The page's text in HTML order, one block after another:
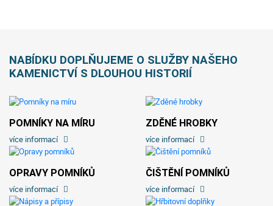
NABÍDKU DOPLŇUJEME O SLUŽBY NAŠEHO
KAMENICTVÍ S DLOUHOU HISTORIÍ
POMNÍKY NA MÍRU
více informací
ZDĚNÉ HROBKY
více informací
OPRAVY POMNÍKŮ
více informací
ČIŠTĚNÍ POMNÍKŮ
více informací